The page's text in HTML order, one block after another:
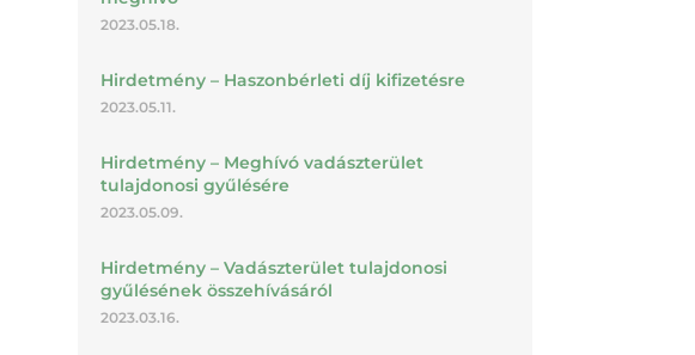
2023.05.18.
Hirdetmény – Haszonbérleti díj kifizetésre
2023.05.11.
Hirdetmény – Meghívó vadászterület
tulajdonosi gyűlésére
2023.05.09.
Hirdetmény – Vadászterület tulajdonosi
gyűlésének összehívásáról
2023.03.16.